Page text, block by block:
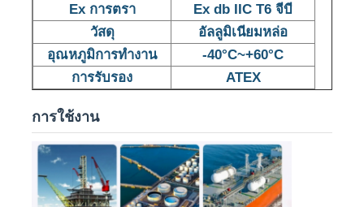
ผลิตภัณฑ์
เกี่ยวกับเรา
Ex การตรา
Ex db IIC T6 จีบี
วัสดุ
อัลลูมิเนียมหล่อ
อุณหภูมิการทํางาน
-40°C~+60°C
การรับรอง
ATEX
การใช้งาน